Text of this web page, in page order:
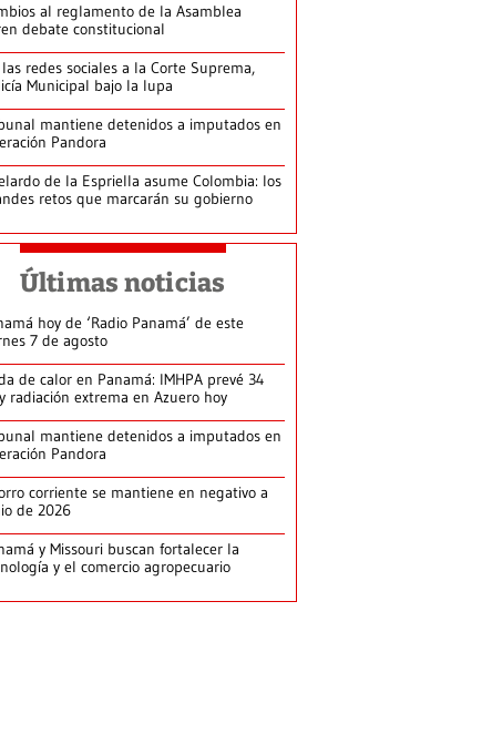
al reglamento de la Asamblea
debate constitucional
las redes sociales a la Corte Suprema,
Municipal bajo la lupa
mantiene detenidos a imputados en
Pandora
de la Espriella asume Colombia: los
retos que marcarán su gobierno
Últimas noticias
hoy de ‘Radio Panamá’ de este
7 de agosto
de calor en Panamá: IMHPA prevé 34
radiación extrema en Azuero hoy
mantiene detenidos a imputados en
Pandora
corriente se mantiene en negativo a
de 2026
y Missouri buscan fortalecer la
y el comercio agropecuario